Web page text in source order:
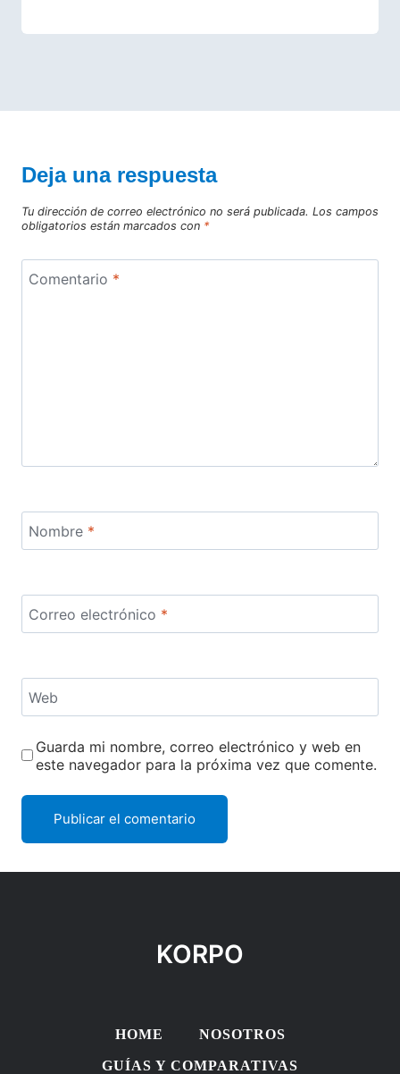
Deja una respuesta
Tu dirección de correo electrónico no será publicada. Los campos
obligatorios están marcados con *
Comentario *
Nombre *
Correo electrónico *
Web
Guarda mi nombre, correo electrónico y web en
este navegador para la próxima vez que comente.
KORPO
HOME NOSOTROS
GUÍAS Y COMPARATIVAS